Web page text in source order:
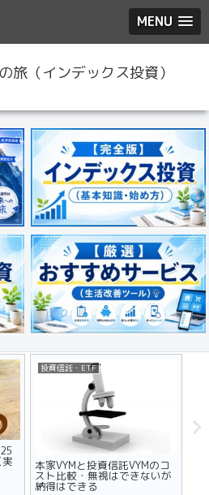
MENU
旅（インデックス投資）
投資信託・ETF
本家VYMと投資信託VYMのコ
スト比較・無視はできないが
納得はできる